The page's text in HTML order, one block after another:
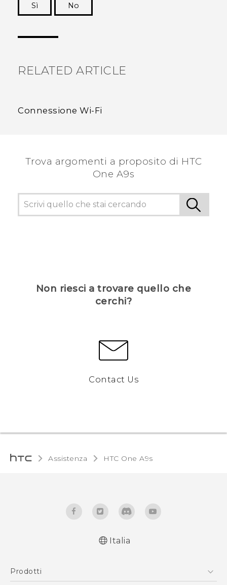
Sì
No
RELATED ARTICLE
Connessione Wi‍-Fi
Trova argomenti a proposito di HTC
One A9s
Non riesci a trovare quello che
cerchi?
Contact Us
Assistenza HTC One A9s‎
Italia
Prodotti